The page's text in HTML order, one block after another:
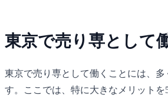
東京で売り専として
東京で売り専として働くことには、多
す。ここでは、特に大きなメリットを